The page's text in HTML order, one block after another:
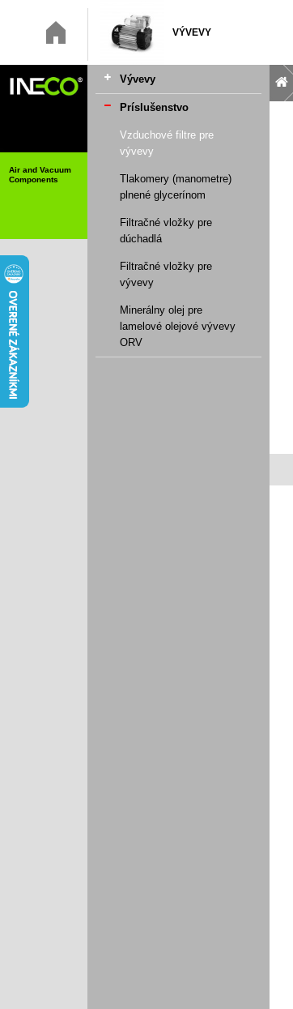
Air and Vacuum
Components
VÝVEVY
Vývevy
Príslušenstvo
Vzduchové filtre pre
vývevy
Tlakomery (manometre)
plnené glycerínom
Filtračné vložky pre
dúchadlá
Filtračné vložky pre
vývevy
Minerálny olej pre
lamelové olejové vývevy
ORV